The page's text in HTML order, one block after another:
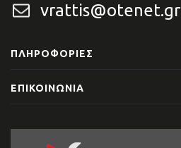
vrattis@otenet.gr
ΠΛΗΡΟΦΟΡΊΕΣ
ΕΠΙΚΟΙΝΩΝΊΑ